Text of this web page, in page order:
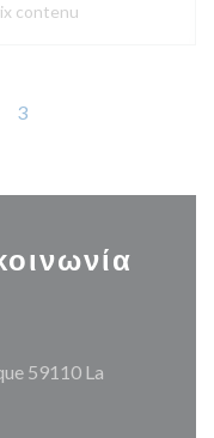
contenu
3
59110 La
σε νέο